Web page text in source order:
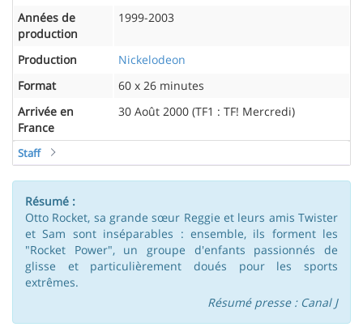
Années de
production
1999-2003
Production
Nickelodeon
Format
60 x 26 minutes
Arrivée en
France
30 Août 2000 (TF1 : TF! Mercredi)
Staff
Résumé :
Otto Rocket, sa grande sœur Reggie et leurs amis Twister
et Sam sont inséparables : ensemble, ils forment les
"Rocket Power", un groupe d'enfants passionnés de
glisse et particulièrement doués pour les sports
extrêmes.
Résumé presse : Canal J